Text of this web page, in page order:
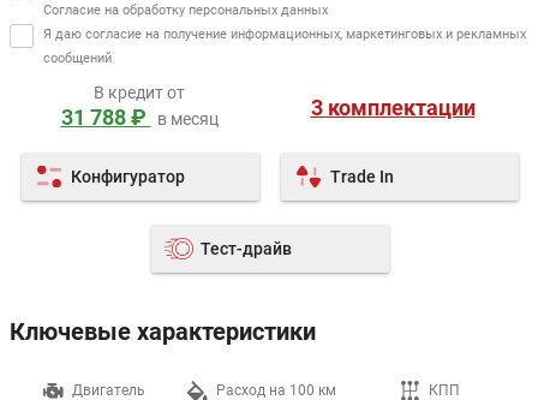
Согласие на обработку персональных данных
Я даю согласие на получение информационных, маркетинговых и рекламных
сообщений
3 комплектации
Конфигуратор Trade In
Тест-драйв
В кредит от
31 788 ₽ в месяц
Ключевые характеристики
Двигатель Расход на 100 км КПП